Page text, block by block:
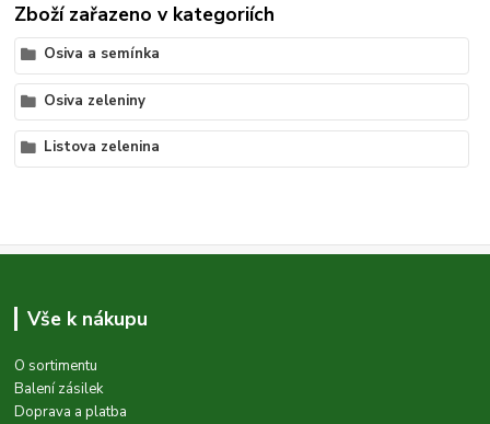
Zboží zařazeno v kategoriích
Osiva a semínka
Osiva zeleniny
Listova zelenina
Vše k nákupu
O sortimentu
Balení zásilek
Doprava a platba